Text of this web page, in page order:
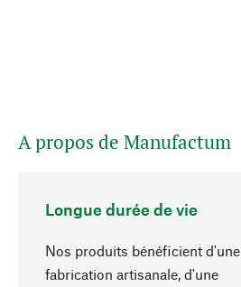
A propos de Manufactum
Longue durée de vie
Nos produits bénéficient d'une
fabrication artisanale, d'une